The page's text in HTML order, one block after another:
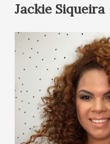
Jackie Siqueira